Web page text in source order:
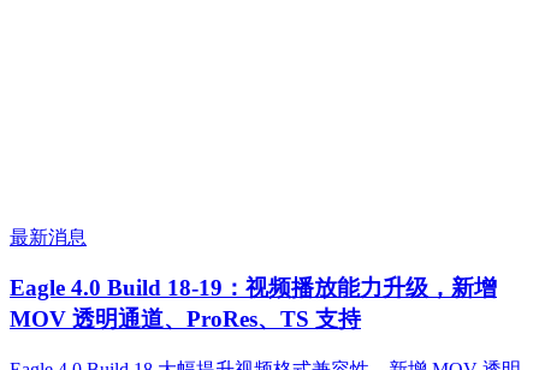
最新消息
Eagle 4.0 Build 18-19：视频播放能力升级，新增
MOV 透明通道、ProRes、TS 支持